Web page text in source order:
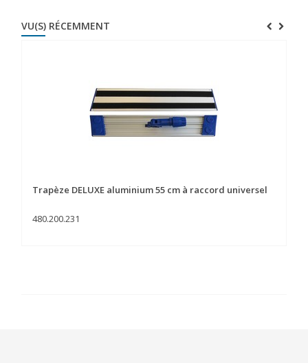
VU(S) RÉCEMMENT
Trapèze DELUXE aluminium 55 cm à raccord universel
480.200.231